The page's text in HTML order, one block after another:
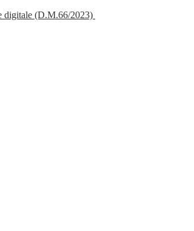
digitale (D.M.66/2023)